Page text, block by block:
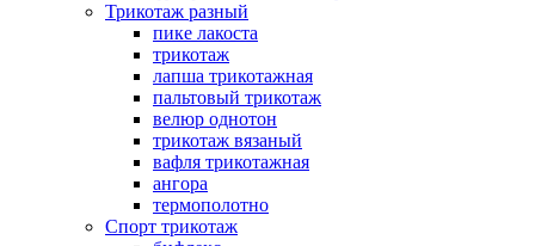
Трикотаж разный
пике лакоста
трикотаж
лапша трикотажная
пальтовый трикотаж
велюр однотон
трикотаж вязаный
вафля трикотажная
ангора
термополотно
Спорт трикотаж